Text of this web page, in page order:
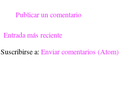
Publicar un comentario
Entrada más reciente
Suscribirse a:Enviar comentarios (Atom)